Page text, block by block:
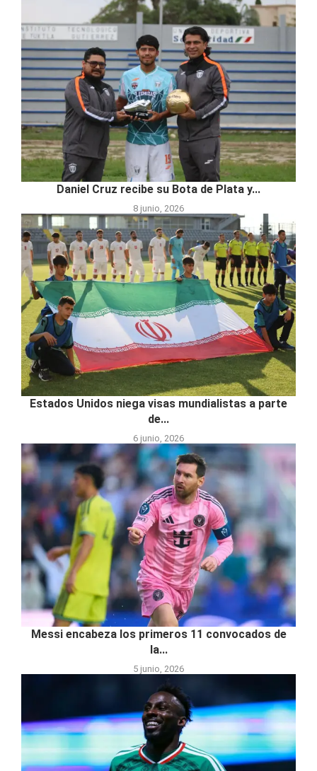
Daniel Cruz recibe su Bota de Plata y...
8 junio, 2026
Estados Unidos niega visas mundialistas a parte
de...
6 junio, 2026
Messi encabeza los primeros 11 convocados de
la...
5 junio, 2026